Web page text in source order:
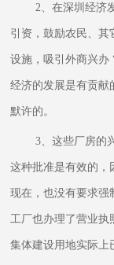
2、在深圳经济发
引资，鼓励农民、其
设施，吸引外商兴办
经济的发展是有贡献
默许的。
3、这些厂房的兴
这种批准是有效的，
现在，也没有要求强
工厂也办理了营业执
集体建设用地实际上